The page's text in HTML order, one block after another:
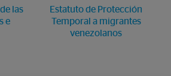
las
e
Estatuto de Protección
Temporal a migrantes
venezolanos